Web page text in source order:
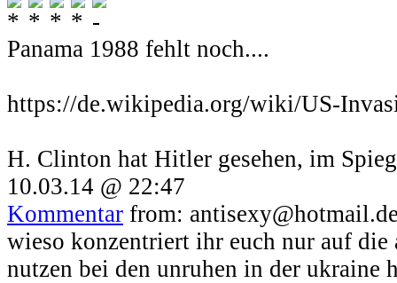
Panama 1988 fehlt noch....
https://de.wikipedia.org/wiki/US-
H. Clinton hat Hitler gesehen, im
10.03.14 @ 22:47
Kommentar from:
wieso konzentriert ihr euch nur auf die
nutzen bei den unruhen in der ukraine